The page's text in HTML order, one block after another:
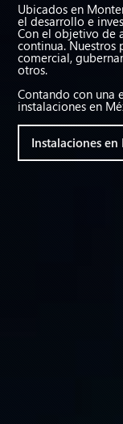
Ubicados en
el desarrollo e
Con el objetivo de
continua. Nuestros
comercial,
otros.
Contando con una
instalaciones en
Instalaciones